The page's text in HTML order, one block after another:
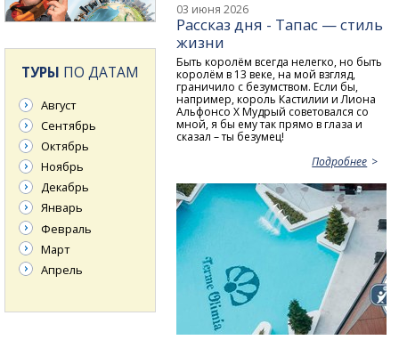
03 июня 2026
Рассказ дня - Тапас — стиль
жизни
Быть королём всегда нелегко, но быть
королём в 13 веке, на мой взгляд,
граничило с безумством. Если бы,
например, король Кастилии и Лиона
Альфонсо X Мудрый советовался со
мной, я бы ему так прямо в глаза и
сказал – ты безумец!
Подробнее
ТУРЫ ПО ДАТАМ
Август
Сентябрь
Октябрь
Ноябрь
Декабрь
Январь
Февраль
Март
Апрель